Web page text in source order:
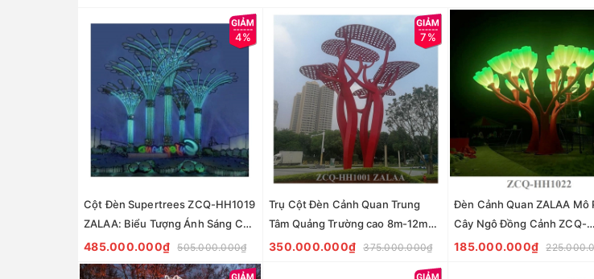
4%
Cột Đèn Supertrees ZCQ-HH1019
ZALAA: Biểu Tượng Ánh Sáng Cho
Đại Đô Thị
485.000.000₫ 505.000.000₫
7%
Trụ Cột Đèn Cảnh Quan Trung
Tâm Quảng Trường cao 8m-12m
ZCQ-HH1001 ZALAA Fortune Tree
350.000.000₫ 375.000.000₫
Đèn Cảnh Quan ZALAA Mô
Cây Ngô Đồng Cảnh ZCQ-
HH1022 Sycamore Trees
185.000.000₫